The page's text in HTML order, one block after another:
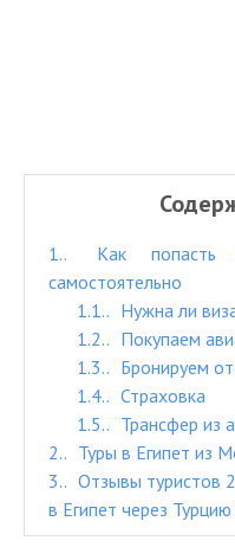
1.
Как попасть
самостоятельно
1.1.
Нужна ли
1.2.
Покупаем
1.3.
Бронируем
1.4.
Страховка
1.5.
Трансфер из
2.
Туры в Египет из
3.
Отзывы туристов
в Египет через Турцию